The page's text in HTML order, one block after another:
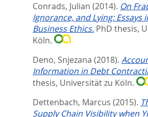
Conrads, Julian (2014). On
Ignorance, and Lying: Essays
Business Ethics. PhD thesis,
Köln.
Deno, Snjezana (2018).
Information in Debt
thesis, Universität zu Köln.
Dettenbach, Marcus (2015).
Supply Chain Visibility when